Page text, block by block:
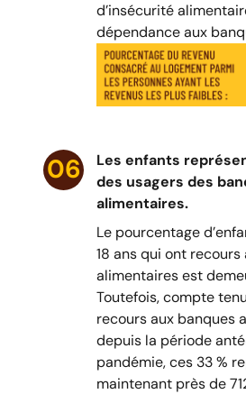
d’insécurité
dépendance aux
06
Les enfants
des usagers des
alimentaires.
Le pourcentage
18 ans qui ont recours
alimentaires est
Toutefois, compte
recours aux banques
depuis la période
pandémie, ces 33 %
maintenant près de